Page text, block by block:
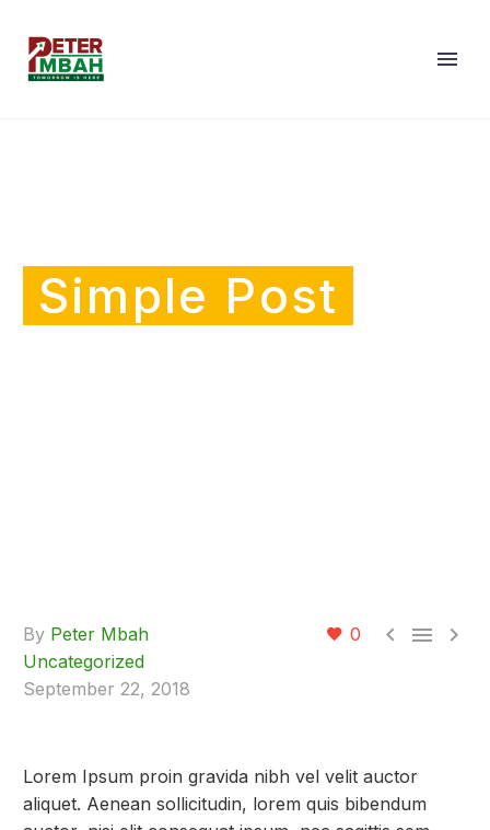
Simple Post
0   
By Peter Mbah
Uncategorized
September 22, 2018
Lorem Ipsum proin gravida nibh vel velit auctor
aliquet. Aenean sollicitudin, lorem quis bibendum